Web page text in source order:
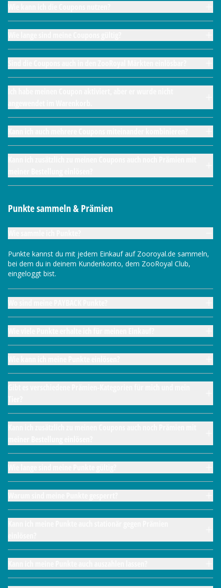
Punkte sammeln & Prämien
Punkte kannst du mit jedem Einkauf auf Zooroyal.de sammeln,
bei dem du in deinem Kundenkonto, dem ZooRoyal Club,
eingeloggt bist.